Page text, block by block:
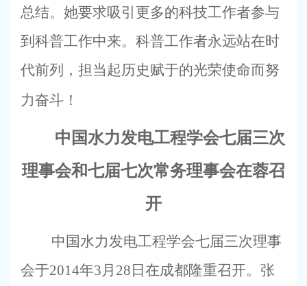
总结。她要求吸引更多的科技工作者参与
到科普工作中来。科普工作者永远站在时
代前列，担当起历史赋于的光荣使命而努
力奋斗！
中国水力发电工程学会七届三次
理事会和七届七次常务理事会在蓉召
开
中国水力发电工程学会七届三次理事
会于2014年3月 28 日在成都隆重召开。张